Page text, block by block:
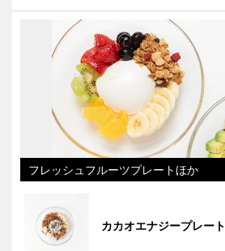
フレッシュフルーツプレートほか
カカオエナジープレート